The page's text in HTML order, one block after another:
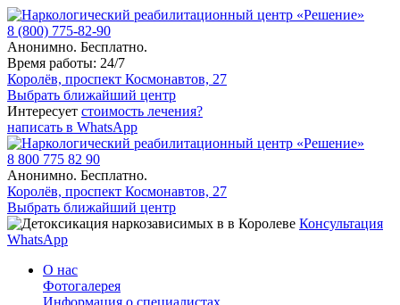
8 (800) 775-82-90
Анонимно. Бесплатно.
Время работы: 24/7
Королёв, проспект Космонавтов, 27
Выбрать ближайший центр
Интересует стоимость лечения?
написать в WhatsApp
8 800 775 82 90
Анонимно. Бесплатно.
Королёв, проспект Космонавтов, 27
Выбрать ближайший центр
Консультация
WhatsApp
О нас
Фотогалерея
Информация о специалистах